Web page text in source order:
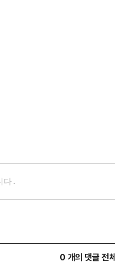
0 개의 댓글 전